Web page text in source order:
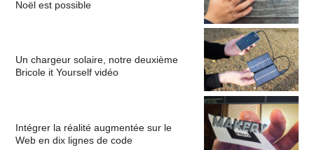
Noël est possible
Un chargeur solaire, notre deuxième
Bricole it Yourself vidéo
Intégrer la réalité augmentée sur le
Web en dix lignes de code